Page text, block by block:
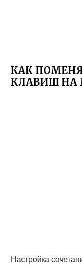
КАК
КЛАВИШ НА
Настройка